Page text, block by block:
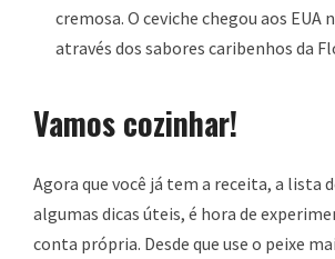
cremosa. O ceviche chegou aos EUA
através dos sabores caribenhos da
Vamos cozinhar!
Agora que você já tem a receita, a lista
algumas dicas úteis, é hora de
conta própria. Desde que use o peixe